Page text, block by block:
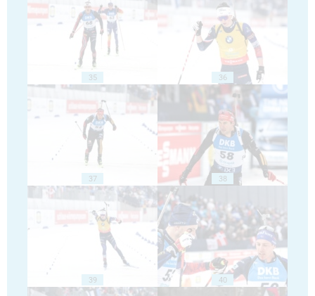
35 36
37 38
39 40